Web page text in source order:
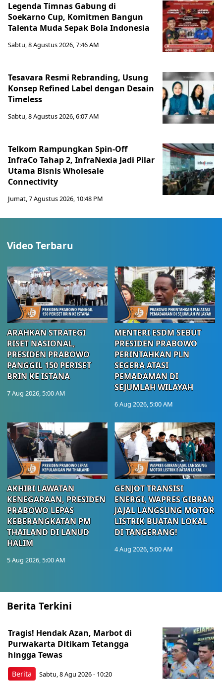
Legenda Timnas Gabung di
Soekarno Cup, Komitmen Bangun
Talenta Muda Sepak Bola Indonesia
Sabtu, 8 Agustus 2026, 7:46 AM
Tesavara Resmi Rebranding, Usung
Konsep Refined Label dengan Desain
Timeless
Sabtu, 8 Agustus 2026, 6:07 AM
Telkom Rampungkan Spin-Off
InfraCo Tahap 2, InfraNexia Jadi Pilar
Utama Bisnis Wholesale
Connectivity
Jumat, 7 Agustus 2026, 10:48 PM
Video Terbaru
ARAHKAN STRATEGI
RISET NASIONAL,
PRESIDEN PRABOWO
PANGGIL 150 PERISET
BRIN KE ISTANA
7 Aug 2026, 5:00 AM
MENTERI ESDM SEBUT
PRESIDEN PRABOWO
PERINTAHKAN PLN
SEGERA ATASI
PEMADAMAN DI
SEJUMLAH WILAYAH
6 Aug 2026, 5:00 AM
AKHIRI LAWATAN
KENEGARAAN, PRESIDEN
PRABOWO LEPAS
KEBERANGKATAN PM
THAILAND DI LANUD
HALIM
5 Aug 2026, 5:00 AM
GENJOT TRANSISI
ENERGI, WAPRES GIBRAN
JAJAL LANGSUNG MOTOR
LISTRIK BUATAN LOKAL
DI TANGERANG!
4 Aug 2026, 5:00 AM
Berita Terkini
Berita
Tragis! Hendak Azan, Marbot di
Purwakarta Ditikam Tetangga
hingga Tewas
Sabtu, 8 Agu 2026 - 10:20